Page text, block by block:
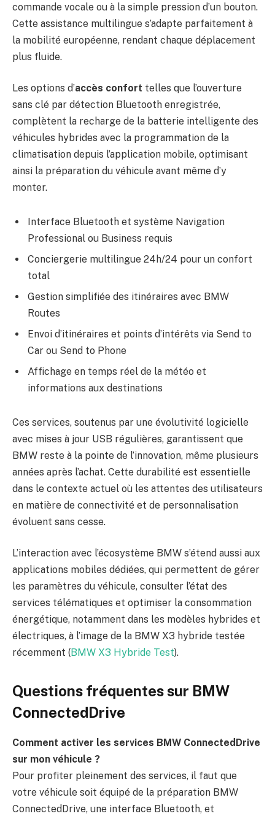
commande vocale ou à la simple pression d’un bouton.
Cette assistance multilingue s’adapte parfaitement à
la mobilité européenne, rendant chaque déplacement
plus fluide.
Les options d’accès confort telles que l’ouverture
sans clé par détection Bluetooth enregistrée,
complètent la recharge de la batterie intelligente des
véhicules hybrides avec la programmation de la
climatisation depuis l’application mobile, optimisant
ainsi la préparation du véhicule avant même d’y
monter.
Interface Bluetooth et système Navigation
Professional ou Business requis
Conciergerie multilingue 24h/24 pour un confort
total
Gestion simplifiée des itinéraires avec BMW
Routes
Envoi d’itinéraires et points d’intérêts via Send to
Car ou Send to Phone
Affichage en temps réel de la météo et
informations aux destinations
Ces services, soutenus par une évolutivité logicielle
avec mises à jour USB régulières, garantissent que
BMW reste à la pointe de l’innovation, même plusieurs
années après l’achat. Cette durabilité est essentielle
dans le contexte actuel où les attentes des utilisateurs
en matière de connectivité et de personnalisation
évoluent sans cesse.
L’interaction avec l’écosystème BMW s’étend aussi aux
applications mobiles dédiées, qui permettent de gérer
les paramètres du véhicule, consulter l’état des
services télématiques et optimiser la consommation
énergétique, notamment dans les modèles hybrides et
électriques, à l’image de la BMW X3 hybride testée
récemment (BMW X3 Hybride Test).
Questions fréquentes sur BMW
ConnectedDrive
Comment activer les services BMW ConnectedDrive
sur mon véhicule ?
Pour profiter pleinement des services, il faut que
votre véhicule soit équipé de la préparation BMW
ConnectedDrive, une interface Bluetooth, et